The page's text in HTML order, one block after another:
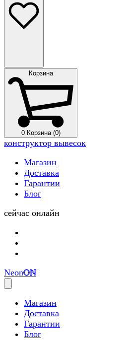
Корзина
0 Корзина (0)
конструктор вывесок
Магазин
Доставка
Гарантии
Блог
сейчас онлайн
NeonON
Магазин
Доставка
Гарантии
Блог